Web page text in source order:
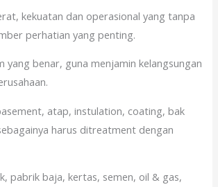
kekuatan dan operasional yang tanpa
perhatian yang penting.
yang benar, guna menjamin kelangsungan
atap, instulation, coating, bak
harus ditreatment dengan
pabrik baja, kertas, semen, oil & gas,